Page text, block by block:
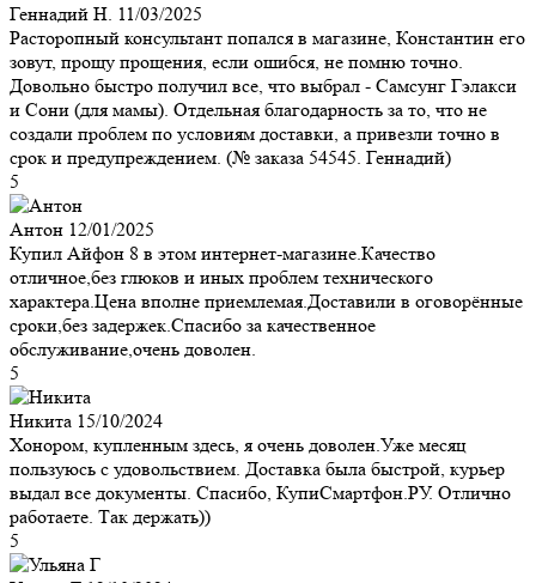
Геннадий Н. 11/03/2025
Расторопный консультант попался в магазине, Константин его
зовут, прощу прощения, если ошибся, не помню точно.
Довольно быстро получил все, что выбрал - Самсунг Гэлакси
и Сони (для мамы). Отдельная благодарность за то, что не
создали проблем по условиям доставки, а привезли точно в
срок и предупреждением. (№ заказа 54545. Геннадий)
5
Антон 12/01/2025
Купил Айфон 8 в этом интернет-магазине.Качество
отличное,без глюков и иных проблем технического
характера.Цена вполне приемлемая.Доставили в оговорённые
сроки,без задержек.Спасибо за качественное
обслуживание,очень доволен.
5
Никита 15/10/2024
Хонором, купленным здесь, я очень доволен.Уже месяц
пользуюсь с удовольствием. Доставка была быстрой, курьер
выдал все документы. Спасибо, КупиСмартфон.РУ. Отлично
работаете. Так держать))
5